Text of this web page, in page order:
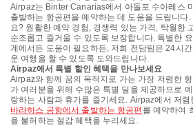
Airpaz는 Binter Canarias에서 아돌포 수아레스
출발하는 항공편을 예약하는 데 도움을 드립니다
요? 원활한 예약 경험, 경쟁력 있는 가격, 탁월한
순조롭고 즐거울 수 있도록 보장합니다. 특별한
계에서든 도움이 필요하든, 저희 전담팀은 24시
운 여행을 할 수 있도록 도와드립니다.
Airpaz에서 특별 할인 혜택을 만나보세요
Airpaz와 함께 꿈의 목적지로 가는 가장 저렴한
가 여러분을 위해 수많은 특별 딜을 제공하므로
랑하는 사람과 휴가를 즐기세요. Airpaz에서 저렴
바라하스 공항에서 출발하는 항공편 를 예약하여
을 불허하는 절감 혜택을 누리세요.